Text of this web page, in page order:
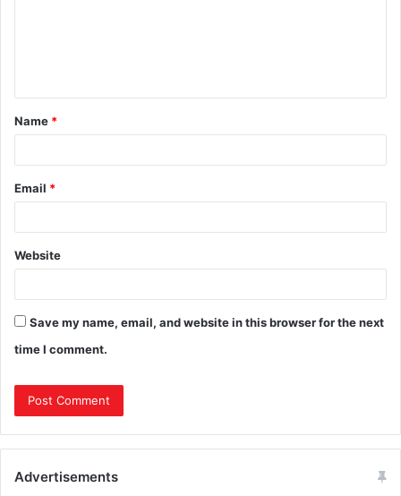
Name *
Email *
Website
Save my name, email, and website in this browser for the next
time I comment.
Advertisements